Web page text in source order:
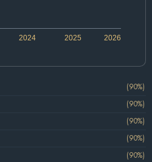
2024 2026
2025
(90%)
(90%)
(90%)
(90%)
(90%)